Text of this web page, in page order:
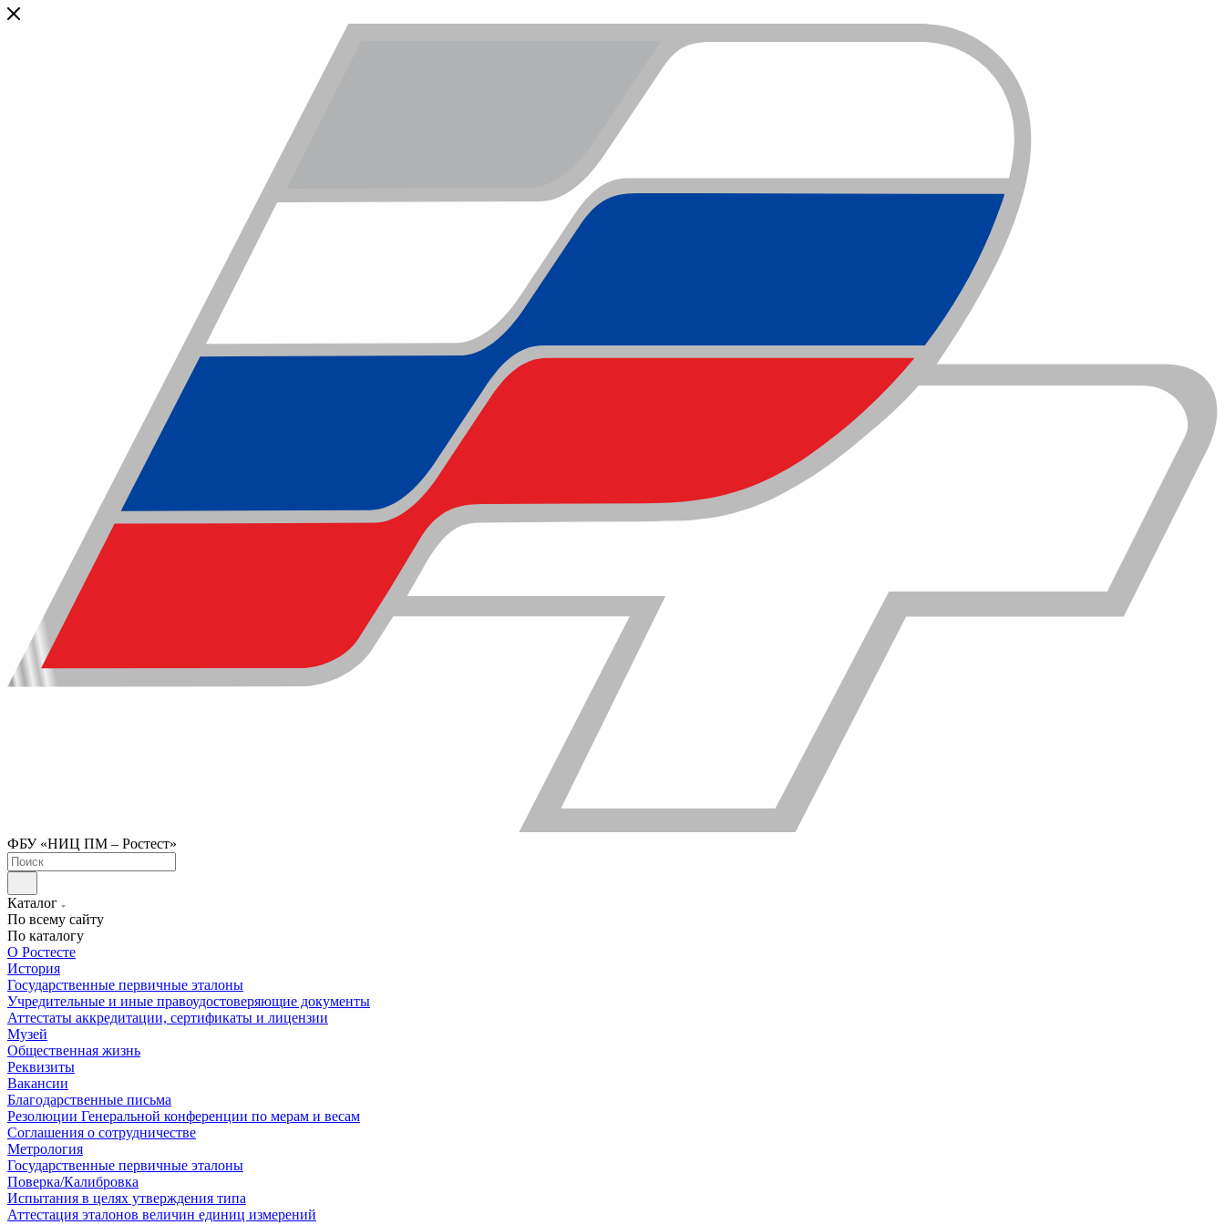
ФБУ «НИЦ ПМ – Ростест»
Каталог
По всему сайту
По каталогу
О Ростесте
История
Государственные первичные эталоны
Учредительные и иные правоудостоверяющие документы
Аттестаты аккредитации, сертификаты и лицензии
Музей
Общественная жизнь
Реквизиты
Вакансии
Благодарственные письма
Резолюции Генеральной конференции по мерам и весам
Соглашения о сотрудничестве
Метрология
Государственные первичные эталоны
Поверка/Калибровка
Испытания в целях утверждения типа
Аттестация эталонов величин единиц измерений